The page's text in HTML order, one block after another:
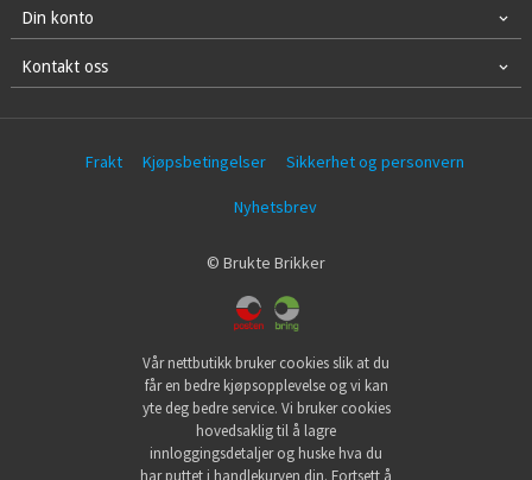
Din konto
Kontakt oss
Frakt Kjøpsbetingelser Sikkerhet og personvern
Nyhetsbrev
© Brukte Brikker
Vår nettbutikk bruker cookies slik at du
får en bedre kjøpsopplevelse og vi kan
yte deg bedre service. Vi bruker cookies
hovedsaklig til å lagre
innloggingsdetaljer og huske hva du